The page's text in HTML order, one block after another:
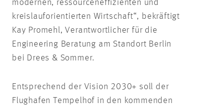
modernen, ressourceneffizienten und
kreislauforientierten Wirtschaft“, bekräftigt
Kay Promehl, Verantwortlicher für die
Engineering Beratung am Standort Berlin
bei Drees & Sommer.
Entsprechend der Vision 2030+ soll der
Flughafen Tempelhof in den kommenden